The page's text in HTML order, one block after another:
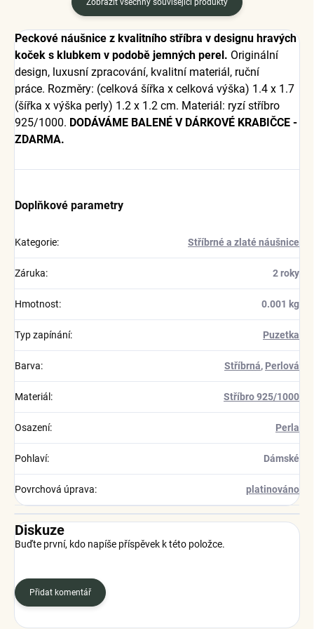
Zobrazit všechny související produkty
Peckové náušnice z kvalitního stříbra v designu hravých
koček s klubkem v podobě jemných perel. Originální
design, luxusní zpracování, kvalitní materiál, ruční
práce. Rozměry: (celková šířka x celková výška) 1.4 x 1.7
(šířka x výška perly) 1.2 x 1.2 cm. Materiál: ryzí stříbro
925/1000. DODÁVÁME BALENÉ V DÁRKOVÉ KRABIČCE -
ZDARMA.
Doplňkové parametry
Kategorie: Stříbrné a zlaté náušnice
Záruka: 2 roky
Hmotnost: 0.001 kg
Typ zapínání: Puzetka
Barva: Stříbrná, Perlová
Materiál : Stříbro 925/1000
Osazení: Perla
Pohlaví: Dámské
Povrchová úprava: platinováno
Diskuze
Buďte první, kdo napíše příspěvek k této položce.
Přidat komentář